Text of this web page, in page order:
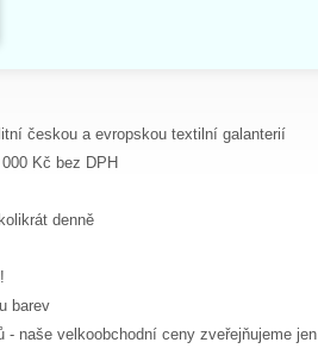
českou a evropskou textilní galanterií
Kč bez DPH
denně
barev
- naše velkoobchodní ceny zveřejňujeme jen